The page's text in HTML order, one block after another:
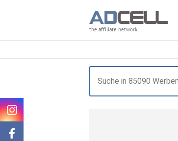
the affiliate network